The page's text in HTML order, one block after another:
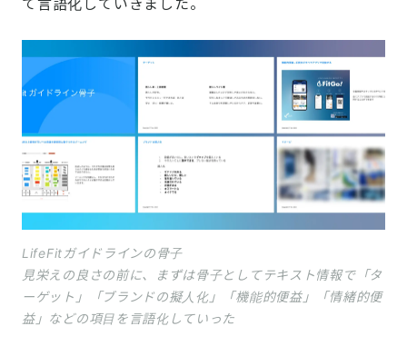
LifeFitガイドラインの骨子
見栄えの良さの前に、まずは骨子としてテキスト情報で「タ
ーゲット」「ブランドの擬人化」「機能的便益」「情緒的便
益」などの項目を言語化していった